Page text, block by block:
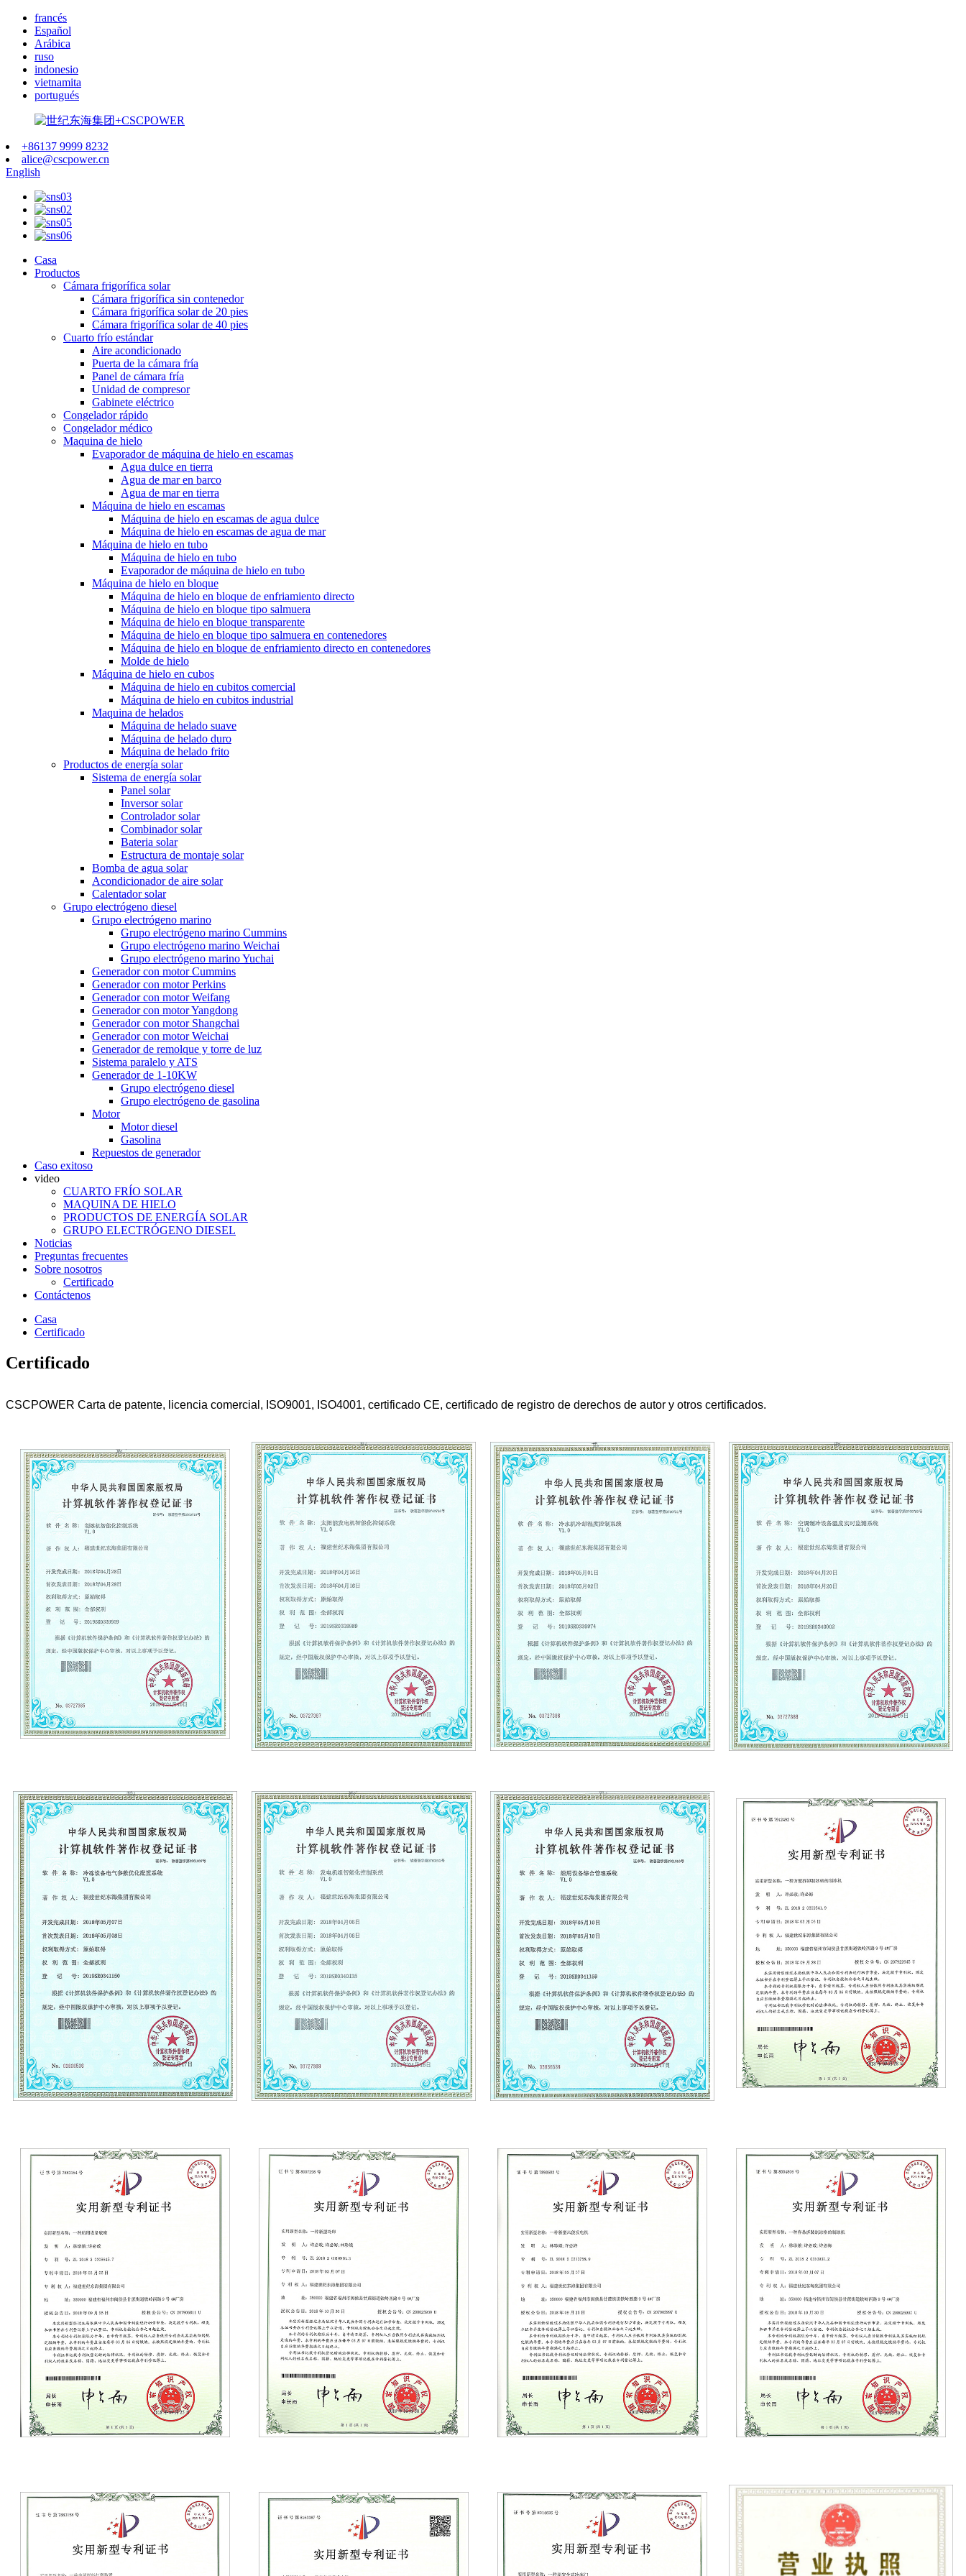
francés
Español
Arábica
ruso
indonesio
vietnamita
portugués
+86137 9999 8232
alice@cscpower.cn
English
Casa
Productos
Cámara frigorífica solar
Cámara frigorífica sin contenedor
Cámara frigorífica solar de 20 pies
Cámara frigorífica solar de 40 pies
Cuarto frío estándar
Aire acondicionado
Puerta de la cámara fría
Panel de cámara fría
Unidad de compresor
Gabinete eléctrico
Congelador rápido
Congelador médico
Maquina de hielo
Evaporador de máquina de hielo en escamas
Agua dulce en tierra
Agua de mar en barco
Agua de mar en tierra
Máquina de hielo en escamas
Máquina de hielo en escamas de agua dulce
Máquina de hielo en escamas de agua de mar
Máquina de hielo en tubo
Máquina de hielo en tubo
Evaporador de máquina de hielo en tubo
Máquina de hielo en bloque
Máquina de hielo en bloque de enfriamiento directo
Máquina de hielo en bloque tipo salmuera
Máquina de hielo en bloque transparente
Máquina de hielo en bloque tipo salmuera en contenedores
Máquina de hielo en bloque de enfriamiento directo en contenedores
Molde de hielo
Máquina de hielo en cubos
Máquina de hielo en cubitos comercial
Máquina de hielo en cubitos industrial
Maquina de helados
Máquina de helado suave
Máquina de helado duro
Máquina de helado frito
Productos de energía solar
Sistema de energía solar
Panel solar
Inversor solar
Controlador solar
Combinador solar
Bateria solar
Estructura de montaje solar
Bomba de agua solar
Acondicionador de aire solar
Calentador solar
Grupo electrógeno diesel
Grupo electrógeno marino
Grupo electrógeno marino Cummins
Grupo electrógeno marino Weichai
Grupo electrógeno marino Yuchai
Generador con motor Cummins
Generador con motor Perkins
Generador con motor Weifang
Generador con motor Yangdong
Generador con motor Shangchai
Generador con motor Weichai
Generador de remolque y torre de luz
Sistema paralelo y ATS
Generador de 1-10KW
Grupo electrógeno diesel
Grupo electrógeno de gasolina
Motor
Motor diesel
Gasolina
Repuestos de generador
Caso exitoso
video
CUARTO FRÍO SOLAR
MAQUINA DE HIELO
PRODUCTOS DE ENERGÍA SOLAR
GRUPO ELECTRÓGENO DIESEL
Noticias
Preguntas frecuentes
Sobre nosotros
Certificado
Contáctenos
Casa
Certificado
Certificado
CSCPOWER Carta de patente, licencia comercial, ISO9001, ISO4001, certificado CE, certificado de registro de derechos de autor y otros certificados.